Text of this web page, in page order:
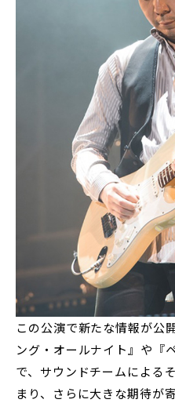
この公演で新たな情報が公
ング・オールナイト』や『
で、サウンドチームによる
まり、さらに大きな期待が